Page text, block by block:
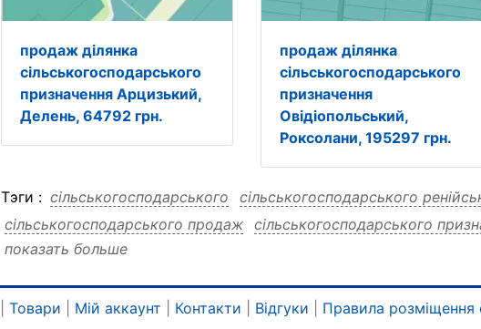
продаж ділянка
сільськогосподарського
призначення Арцизький,
Делень, 64792 грн.
продаж ділянка
сільськогосподарського
призначення
Овідіопольський,
Роксолани, 195297 грн.
Тэги : сільськогосподарського
сільськогосподарського
сільськогосподарського продаж сільськогосподарського
сільськогосподарського орлівка
сільськогосподарського 37948 продаж
показать больше
Товари Мій аккаунт Контакти Відгуки Правила розміщення